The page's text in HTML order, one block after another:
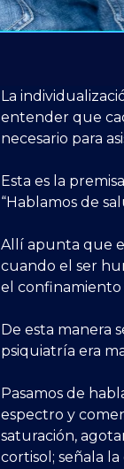
La
entender que
necesario para
Esta es la
“Hablamos de
Allí apunta que
cuando el ser
el confinamiento
De esta manera
psiquiatría era
Pasamos de
espectro y
saturación,
cortisol; señala